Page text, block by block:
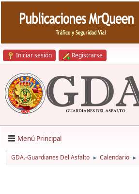
Iniciar sesión Registrarse
Menú Principal
GDA.-Guardianes Del Asfalto ► Calendario ►